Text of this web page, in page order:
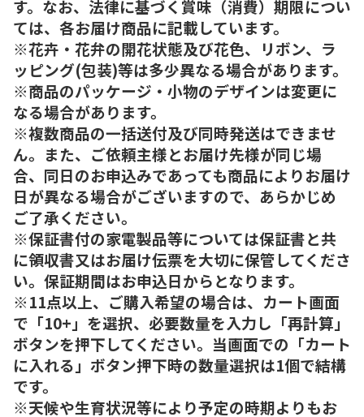
す。なお、法律に基づく賞味（消費）期限につい
ては、各お届け商品に記載しています。
※花卉・花弁の開花状態及び花色、リボン、ラ
ッピング(包装)等は多少異なる場合があります。
※商品のパッケージ・小物のデザインは変更に
なる場合があります。
※複数商品の一括送付及び同時発送はできませ
ん。また、ご依頼主様とお届け先様が同じ場
合、同日のお申込みであっても商品によりお届け
日が異なる場合がございますので、あらかじめ
ご了承ください。
※保証書付の家電製品等については保証書と共
に領収書又はお届け伝票を大切に保管してくださ
い。保証期間はお申込日からとなります。
※11点以上、ご購入希望の場合は、カート画面
で「10+」を選択、必要数量を入力し「再計算」
ボタンを押下してください。当画面での「カート
に入れる」ボタン押下時の数量選択は1個で結構
です。
※天候や生育状況等により予定の時期よりもお